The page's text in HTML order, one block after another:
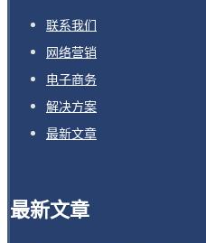
联系我们
网络营销
电子商务
解决方案
最新文章
最新文章